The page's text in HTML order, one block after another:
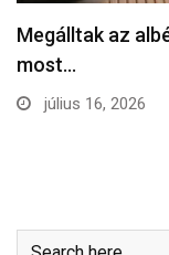
Megálltak az
most…
július 16, 2026